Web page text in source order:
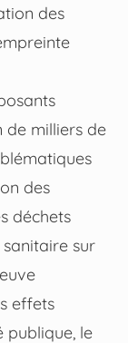
des
de milliers de
des
déchets
sur
effets
publique, le